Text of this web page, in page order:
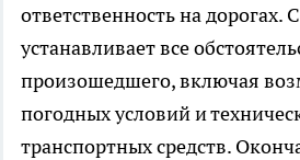
ответственность на дорогах.
устанавливает все
произошедшего, включая
погодных условий и
транспортных средств.